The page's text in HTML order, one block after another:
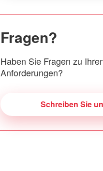
Fragen?
Haben Sie Fragen zu
Anforderungen?
Schreiben Sie